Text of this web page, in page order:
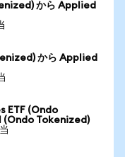
から Applied
から Applied
ETF (Ondo
(Ondo Tokenized)